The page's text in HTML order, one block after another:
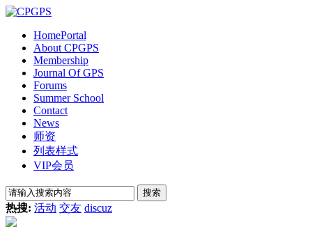
HomePortal
About CPGPS
Membership
Journal Of GPS
Forums
Summer School
Contact
News
师资
列表样式
VIP会员
搜索
热搜: 活动 交友 discuz